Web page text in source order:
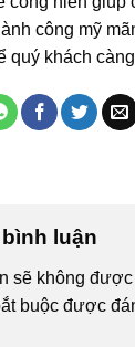
công mỹ
quý khách
luận
sẽ không
buộc được